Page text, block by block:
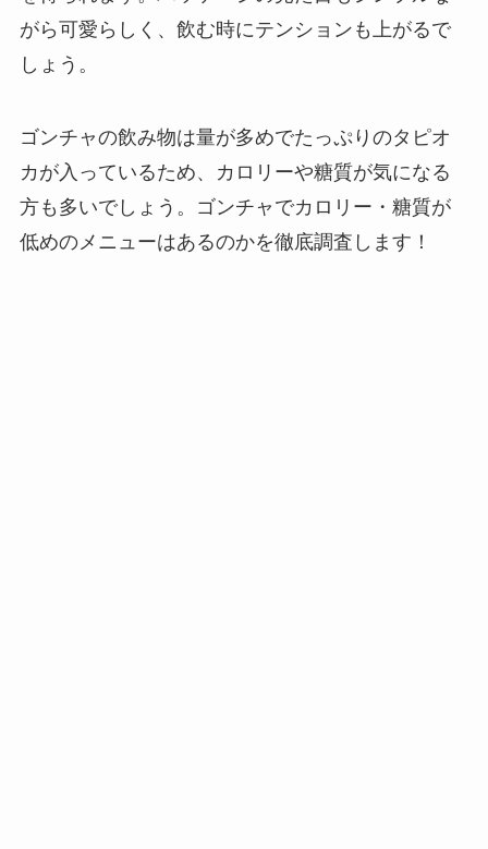
がら可愛らしく、飲む時にテンションも上がるで
しょう。
ゴンチャの飲み物は量が多めでたっぷりのタピオ
カが入っているため、カロリーや糖質が気になる
方も多いでしょう。ゴンチャでカロリー・糖質が
低めのメニューはあるのかを徹底調査します！